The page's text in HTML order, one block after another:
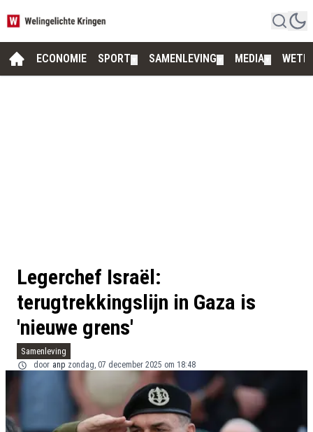
ECONOMIE SPORT SAMENLEVING MEDIA
Legerchef Israël:
terugtrekkingslijn in Gaza is
'nieuwe grens'
Samenleving
door anp zondag, 07 december 2025 om 18:48